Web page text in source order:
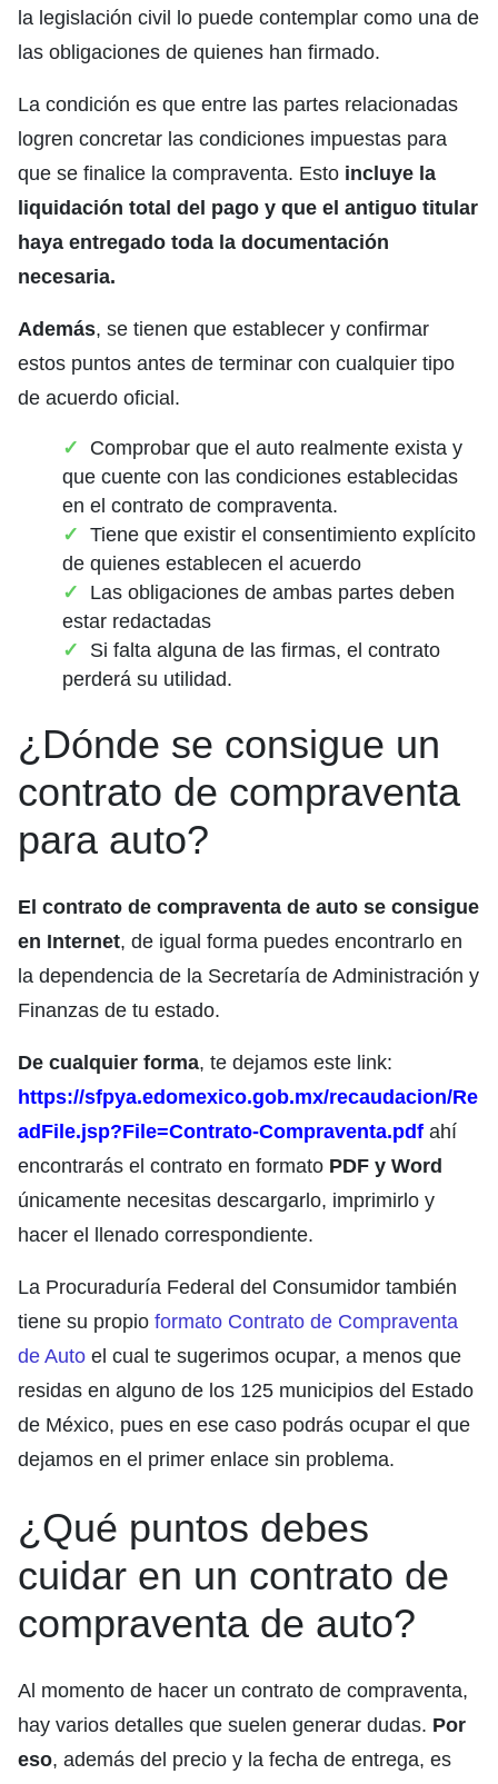
la legislación civil lo puede contemplar como una de
las obligaciones de quienes han firmado.
La condición es que entre las partes relacionadas
logren concretar las condiciones impuestas para
que se finalice la compraventa. Esto incluye la
liquidación total del pago y que el antiguo titular
haya entregado toda la documentación
necesaria.
Además, se tienen que establecer y confirmar
estos puntos antes de terminar con cualquier tipo
de acuerdo oficial.
Comprobar que el auto realmente exista y
que cuente con las condiciones establecidas
en el contrato de compraventa.
Tiene que existir el consentimiento explícito
de quienes establecen el acuerdo
Las obligaciones de ambas partes deben
estar redactadas
Si falta alguna de las firmas, el contrato
perderá su utilidad.
¿Dónde se consigue un
contrato de compraventa
para auto?
El contrato de compraventa de auto se consigue
en Internet, de igual forma puedes encontrarlo en
la dependencia de la Secretaría de Administración y
Finanzas de tu estado.
De cualquier forma, te dejamos este link:
https://sfpya.edomexico.gob.mx/recaudacion/Re
adFile.jsp?File=Contrato-Compraventa.pdf ahí
encontrarás el contrato en formato PDF y Word
únicamente necesitas descargarlo, imprimirlo y
hacer el llenado correspondiente.
La Procuraduría Federal del Consumidor también
tiene su propio formato Contrato de Compraventa
de Auto el cual te sugerimos ocupar, a menos que
residas en alguno de los 125 municipios del Estado
de México, pues en ese caso podrás ocupar el que
dejamos en el primer enlace sin problema.
¿Qué puntos debes
cuidar en un contrato de
compraventa de auto?
Al momento de hacer un contrato de compraventa,
hay varios detalles que suelen generar dudas. Por
eso, además del precio y la fecha de entrega, es